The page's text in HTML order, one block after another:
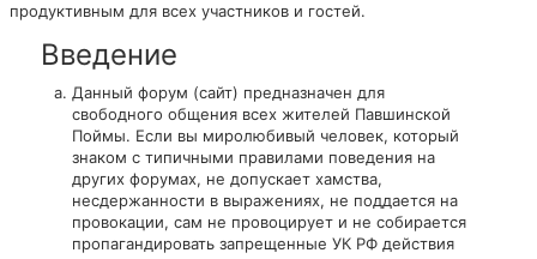
продуктивным для всех участников и гостей.
Введение
Данный форум (сайт) предназначен для
свободного общения всех жителей Павшинской
Поймы. Если вы миролюбивый человек, который
знаком с типичными правилами поведения на
других форумах, не допускает хамства,
несдержанности в выражениях, не поддается на
провокации, сам не провоцирует и не собирается
пропагандировать запрещенные УК РФ действия